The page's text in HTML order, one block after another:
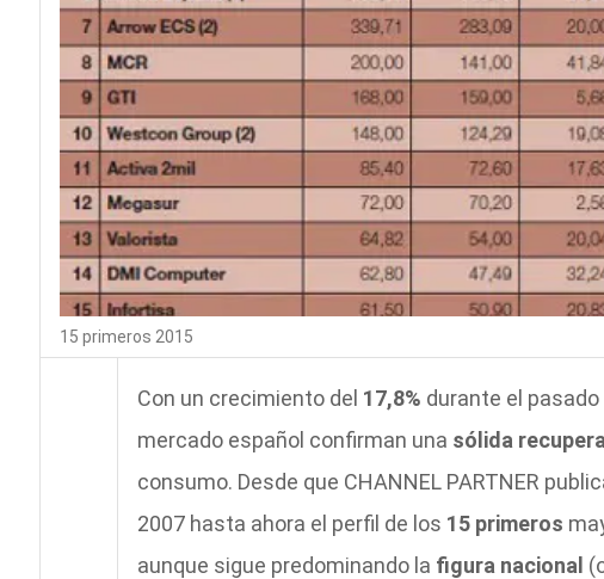
15 primeros 2015
Con un crecimiento del 17,8% durante el pasado
mercado español confirman una sólida
consumo. Desde que CHANNEL PARTNER
2007 hasta ahora el perfil de los 15 primeros
aunque sigue predominando la figura nacional